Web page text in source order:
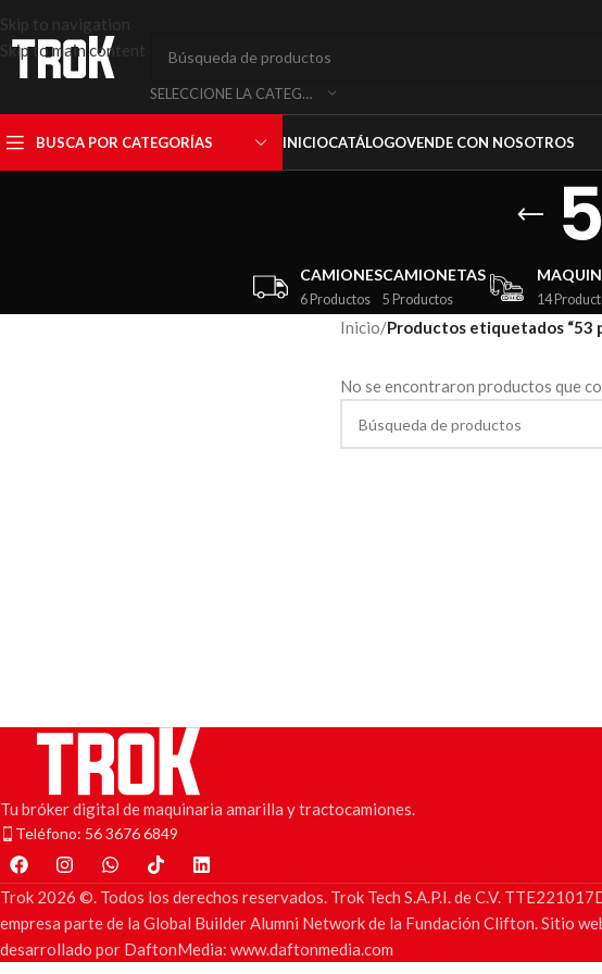
Skip to navigation
Skip to main content
SELECCIONE LA CATEGORÍA
BUSCA POR CATEGORÍAS INICIOCATÁLOGOVENDE CON NOSOTROS
CAMIONES
6 Productos
CAMIONETAS
5 Productos 14
Inicio/Productos etiquetados “53
No se encontraron productos que
Tu bróker digital de maquinaria amarilla y tractocamiones.
Teléfono: 56 3676 6849
Trok 2026 ©. Todos los derechos reservados. Trok Tech S.A.P.I. de C.V.
empresa parte de la Global Builder Alumni Network de la Fundación Clifton. Sitio
desarrollado por DaftonMedia: www.daftonmedia.com